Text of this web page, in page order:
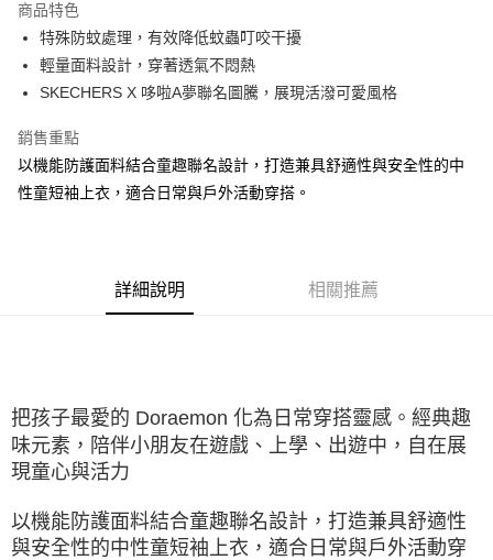
相關說明
【大哥付你分期使用說明】
1.本服務由台灣大哥大提供，台灣大哥大用戶可立即使用無須另外申請。
2.付款方式選擇「大哥付你分期」，訂單成立後會自動跳轉到大哥付的交易
流程，驗證手機門號後，選擇欲分期的期數、繳款截止日，確認付款後即完
3.實際核准額度、可分期數及費用金額請依後續交易確認頁面所載為準。
4.訂單成立30分鐘內，如未前往確認交易或遇審核未通過，訂單將自動取
消。如遇「轉專審核」未通過狀況，表示未達大哥付你分期系統評分，恕無
法說明評估內容。
2.透過簡訊連結打開帳單後，可選擇「超商條碼／台灣大直營門市／銀行轉
帳／街口支付／iPASS MONEY」等通路繳費。
2.基於同意付款使用「大哥付你分期」之契約關係目的，商店將以您的個人
資料（包含姓名、電話或地址）提供予台灣大哥大進項蒐集、處理及利用，
由本公司與您本人進行分期帳單所需資料之確認、核對及更正。
3.完整用戶服務條款，請詳閱以下連結：
ATM付款
宅配
商品特色
特殊防蚊處理，有效降低蚊蟲叮咬干擾
輕量面料設計，穿著透氣不悶熱
SKECHERS X 哆啦A夢聯名圖騰，展現活潑可愛風格
銷售重點
以機能防護面料結合童趣聯名設計，打造兼具舒適性與安全性的中
性童短袖上衣，適合日常與戶外活動穿搭。
詳細說明 相關推薦
把孩子最愛的 Doraemon 化為日常穿搭靈感。經典趣
味元素，陪伴小朋友在遊戲、上學、出遊中，自在展
現童心與活力
以機能防護面料結合童趣聯名設計，打造兼具舒適性
與安全性的中性童短袖上衣，適合日常與戶外活動穿